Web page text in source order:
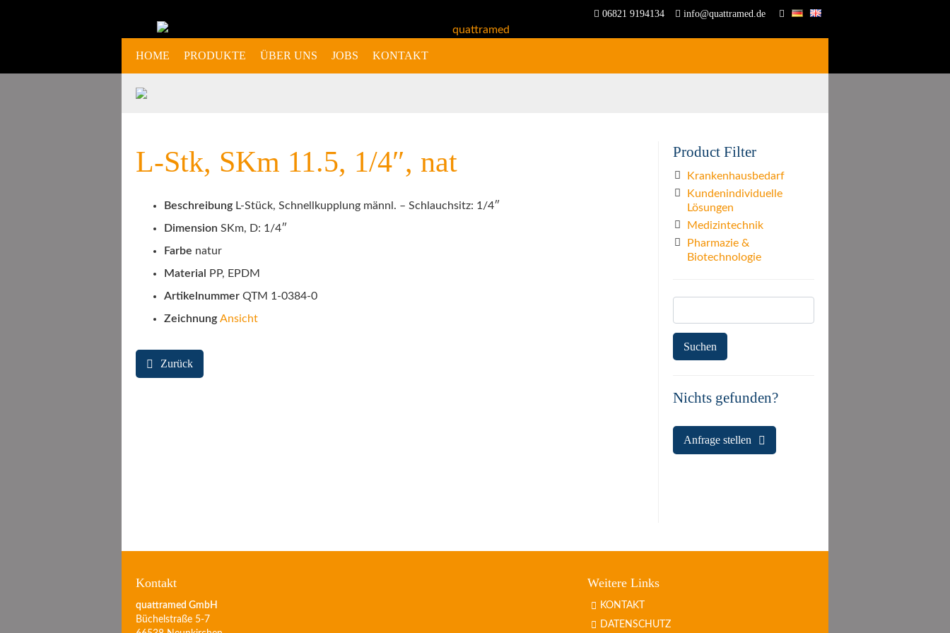
06821 9194134 info@quattramed.de
HOME PRODUKTE ÜBER UNS JOBS KONTAKT
Product Filter
Krankenhausbedarf
Kundenindividuelle
Lösungen
Medizintechnik
Pharmazie &
Biotechnologie
Suchen
Nichts gefunden?
Anfrage stellen
L-Stk, SKm 11.5, 1/4″, nat
Beschreibung L-Stück, Schnellkupplung männl. – Schlauchsitz: 1/4″
Dimension SKm, D: 1/4″
Farbe natur
Material
PP, EPDM
Artikelnummer QTM 1-0384-0
Zeichnung Ansicht
Zurück
Kontakt
quattramed GmbH
Büchelstraße 5-7
Weitere Links
KONTAKT
DATENSCHUTZ